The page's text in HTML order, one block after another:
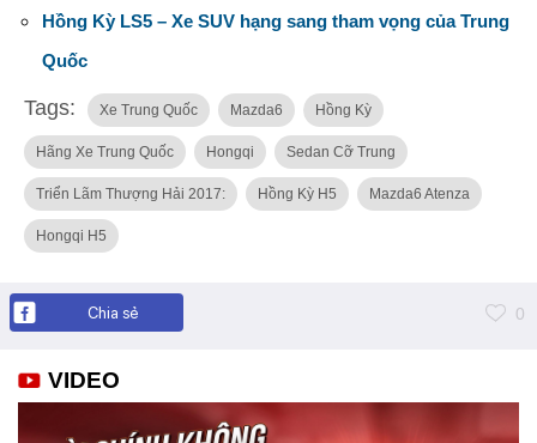
Hồng Kỳ LS5 – Xe SUV hạng sang tham vọng của Trung
Quốc
Tags: Xe Trung Quốc Mazda6 Hồng Kỳ
Hãng Xe Trung Quốc Hongqi Sedan Cỡ Trung
Triển Lãm Thượng Hải 2017: Hồng Kỳ H5 Mazda6 Atenza
Hongqi H5
Chia sẻ 0
VIDEO